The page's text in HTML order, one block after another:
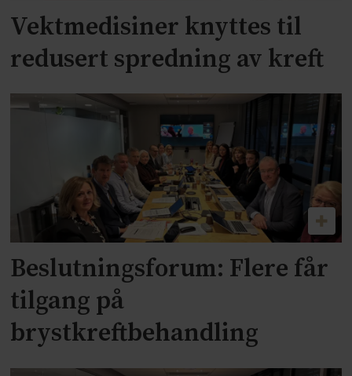
Vektmedisiner knyttes til
redusert spredning av kreft
Beslutningsforum: Flere får
tilgang på
brystkreftbehandling